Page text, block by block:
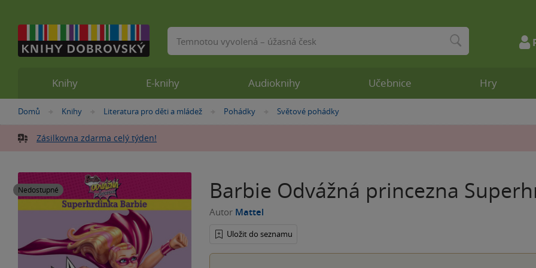
Nacházíte
zde:
Domů »
Knihy »
Literatura pro děti a mládež »Pohádky »
Světové pohádky
Zásilkovna zdarma celý týden!
Nedostupné Barbie Odvážná princezna
Autor Mattel
Uložit do seznamu
Knihy E-knihy Audioknihy Učebnice Hry
Vyhledávání